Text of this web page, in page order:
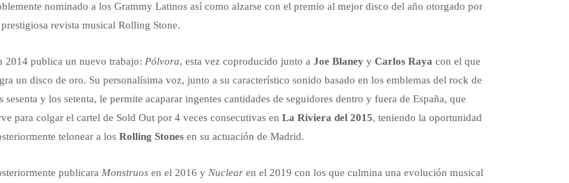
nominado a los Grammy Latinos así como alzarse con el premio al mejor disco del año otorgado por
revista musical Rolling Stone.
2014 publica un nuevo trabajo: Pólvora, esta vez coproducido junto a Joe Blaneyy Carlos Raya con el que
un disco de oro. Su personalísima voz, junto a su característico sonido basado en los emblemas del rock de
sesenta y los setenta, le permite acaparar ingentes cantidades de seguidores dentro y fuera de España, que
para colgar el cartel de Sold Out por 4 veces consecutivas en La Riviera del 2015, teniendo la oportunidad
telonear a los Rolling Stonesen su actuación de Madrid.
publicara Monstruosen el 2016 y Nuclearen el 2019 con los que culmina una evolución musical